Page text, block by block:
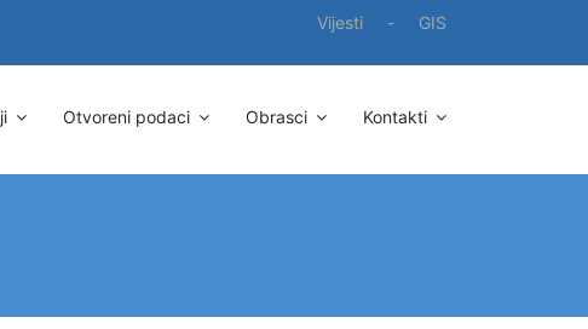
Vijesti - GIS
Otvoreni podaci Obrasci Kontakti